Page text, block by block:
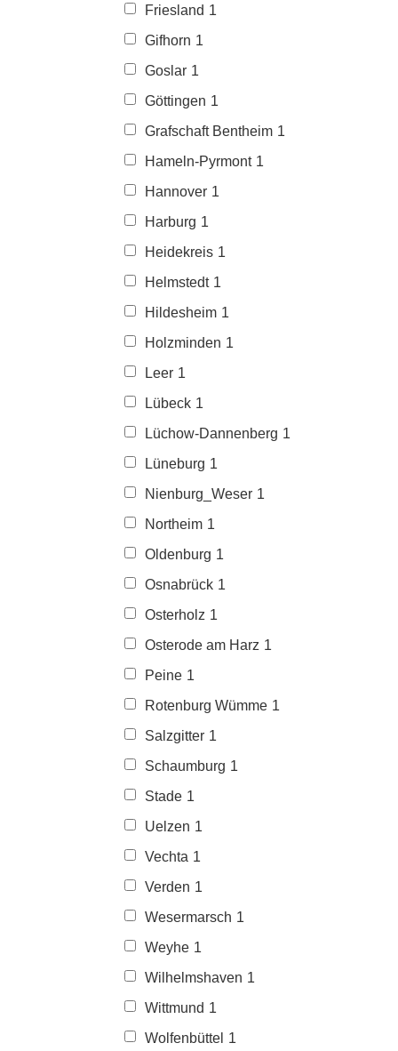
Friesland 1
Gifhorn 1
Goslar 1
Göttingen 1
Grafschaft Bentheim 1
Hameln-Pyrmont 1
Hannover 1
Harburg 1
Heidekreis 1
Helmstedt 1
Hildesheim 1
Holzminden 1
Leer 1
Lübeck 1
Lüchow-Dannenberg 1
Lüneburg 1
Nienburg_Weser 1
Northeim 1
Oldenburg 1
Osnabrück 1
Osterholz 1
Osterode am Harz 1
Peine 1
Rotenburg Wümme 1
Salzgitter 1
Schaumburg 1
Stade 1
Uelzen 1
Vechta 1
Verden 1
Wesermarsch 1
Weyhe 1
Wilhelmshaven 1
Wittmund 1
Wolfenbüttel 1